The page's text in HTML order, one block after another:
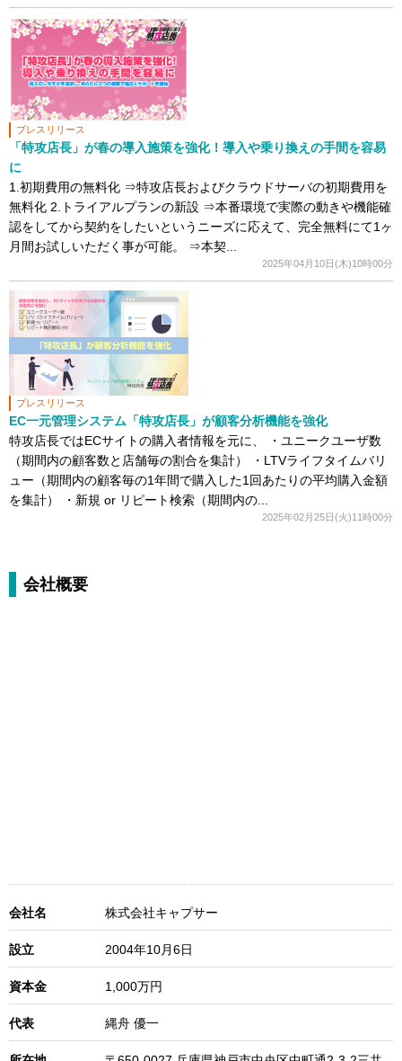
プレスリリース
「特攻店長」が春の導入施策を強化！導入や乗り換えの手間を容易
に
1.初期費用の無料化 ⇒特攻店長およびクラウドサーバの初期費用を
無料化 2.トライアルプランの新設 ⇒本番環境で実際の動きや機能確
認をしてから契約をしたいというニーズに応えて、完全無料にて1ヶ
月間お試しいただく事が可能。 ⇒本契...
2025年04月10日(木)10時00分
プレスリリース
EC一元管理システム「特攻店長」が顧客分析機能を強化
特攻店長ではECサイトの購入者情報を元に、 ・ユニークユーザ数
（期間内の顧客数と店舗毎の割合を集計） ・LTVライフタイムバリ
ュー（期間内の顧客毎の1年間で購入した1回あたりの平均購入金額
を集計） ・新規 or リピート検索（期間内の...
2025年02月25日(火)11時00分
会社概要
会社名 株式会社キャプサー
設立 2004年10月6日
資本金 1,000万円
代表 縄舟 優一